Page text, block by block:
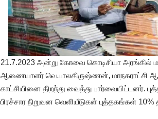
21.7.2023 அன்று கோவை கொடிசியா அரங்கில்
ஆணையாளர் வெ.பாலகிருஷ்ணன், மாநகராட்சி
காட்சியினை திறந்து வைத்து பார்வையிட்டனர்.
பிரச்சார நிறுவன வெளியீடுகள் புத்தகங்கள்